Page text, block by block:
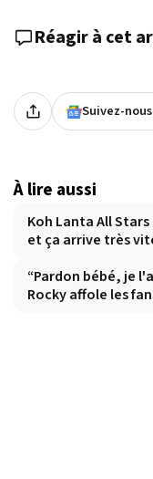
Réagir à cet
Suivez-
À lire aussi
Koh Lanta All
et ça arrive très
“Pardon bébé, je
Rocky affole les